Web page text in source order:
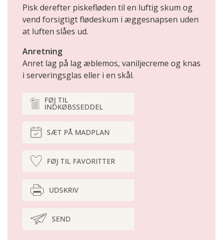
Pisk derefter piskefløden til en luftig skum og
vend forsigtigt flødeskum i æggesnapsen uden
at luften slåes ud.
Anretning
Anret lag på lag æblemos, vaniljecreme og knas
i serveringsglas eller i en skål.
FØJ TIL
INDKØBSSEDDEL
SÆT PÅ MADPLAN
FØJ TIL FAVORITTER
UDSKRIV
SEND